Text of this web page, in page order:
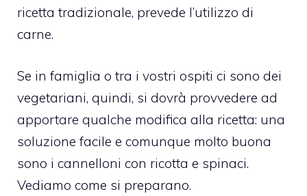
ricetta tradizionale, prevede l’utilizzo di
carne.
Se in famiglia o tra i vostri ospiti ci sono dei
vegetariani, quindi, si dovrà provvedere ad
apportare qualche modifica alla ricetta: una
soluzione facile e comunque molto buona
sono i cannelloni con ricotta e spinaci.
Vediamo come si preparano.